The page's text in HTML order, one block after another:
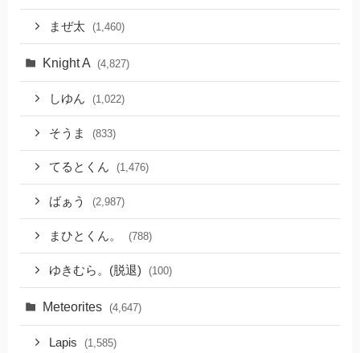
まぜ太 (1,460)
Knight A (4,827)
しゆん (1,022)
そうま (833)
てるとくん (1,476)
ばぁう (2,987)
まひとくん。 (788)
ゆきむら。(脱退) (100)
Meteorites (4,647)
Lapis (1,585)